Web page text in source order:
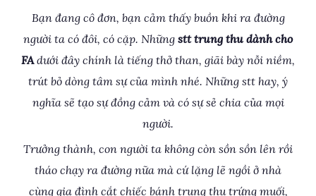
Bạn đang cô đơn, bạn cảm thấy buồn khi ra đường
người ta có đôi, có cặp. Những stt trung thu dành cho
FAdưới đây chính là tiếng thở than, giãi bày nỗi niềm,
trút bỏ dòng tâm sự của mình nhé. Những stt hay, ý
nghĩa sẽ tạo sự đồng cảm và có sự sẻ chia của mọi
người.
Trưởng thành, con người ta không còn sồn sồn lên rồi
tháo chạy ra đường nữa mà cứ lặng lẽ ngồi ở nhà
cùng gia đình cắt chiếc bánh trung thu trứng muối,